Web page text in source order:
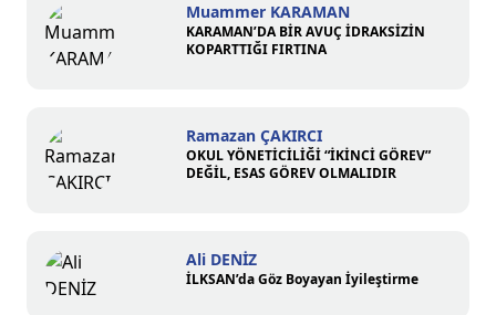
Muammer KARAMAN
KARAMAN’DA BİR AVUÇ İDRAKSİZİN
KOPARTTIĞI FIRTINA
Ramazan ÇAKIRCI
OKUL YÖNETİCİLİĞİ “İKİNCİ GÖREV”
DEĞİL, ESAS GÖREV OLMALIDIR
Ali DENİZ
İLKSAN’da Göz Boyayan İyileştirme